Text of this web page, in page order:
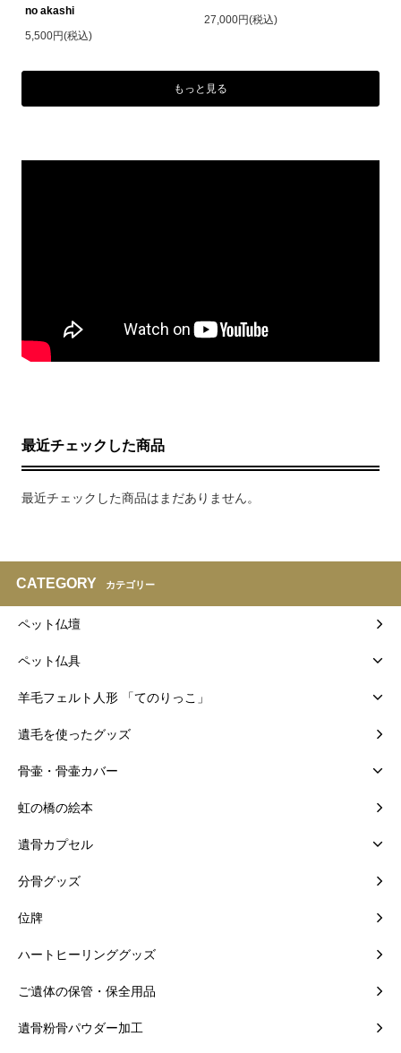
no akashi
5,500円(税込)
27,000円(税込)
もっと見る
最近チェックした商品
最近チェックした商品はまだありません。
CATEGORY カテゴリー
ペット仏壇
ペット仏具
羊毛フェルト人形 「てのりっこ」
遺毛を使ったグッズ
骨壷・骨壷カバー
虹の橋の絵本
遺骨カプセル
分骨グッズ
位牌
ハートヒーリンググッズ
ご遺体の保管・保全用品
遺骨粉骨パウダー加工